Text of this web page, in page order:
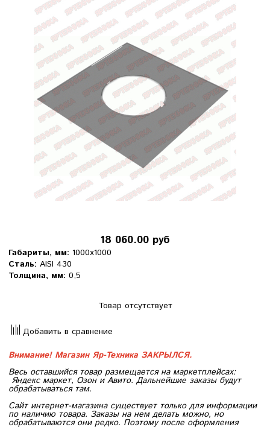
18 060.00 руб
Габариты, мм: 1000х1000
Сталь: AISI 430
Толщина, мм: 0,5
Товар отсутствует
Добавить в сравнение
Внимание! Магазин Яр-Техника ЗАКРЫЛСЯ.
Весь оставшийся товар размещается на маркетплейсах:
Яндекс маркет, Озон и Авито. Дальнейшие заказы будут
обрабатываться там.
Сайт интернет-магазина существует только для информации
по наличию товара. Заказы на нем делать можно, но
обрабатываются они редко. Поэтому после оформления